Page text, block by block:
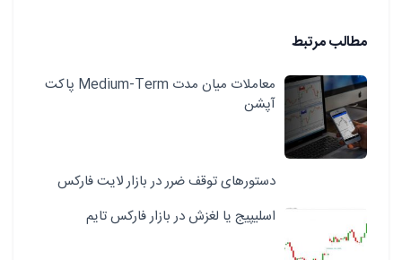
مطالب مرتبط
معاملات میان مدت Medium-Term پاکت
آپشن
دستورهای توقف ضرر در بازار لایت فارکس
اسلیپیج یا لغزش در بازار فارکس تایم